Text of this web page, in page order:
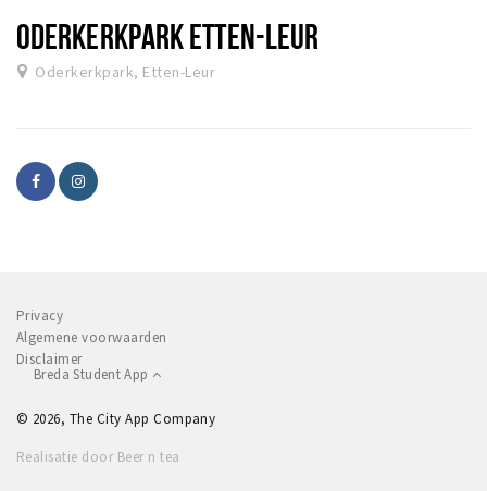
ODERKERKPARK ETTEN-LEUR
Oderkerkpark, Etten-Leur
Privacy
Algemene voorwaarden
Disclaimer
Breda Student App
© 2026, The City App Company
Realisatie door Beer n tea